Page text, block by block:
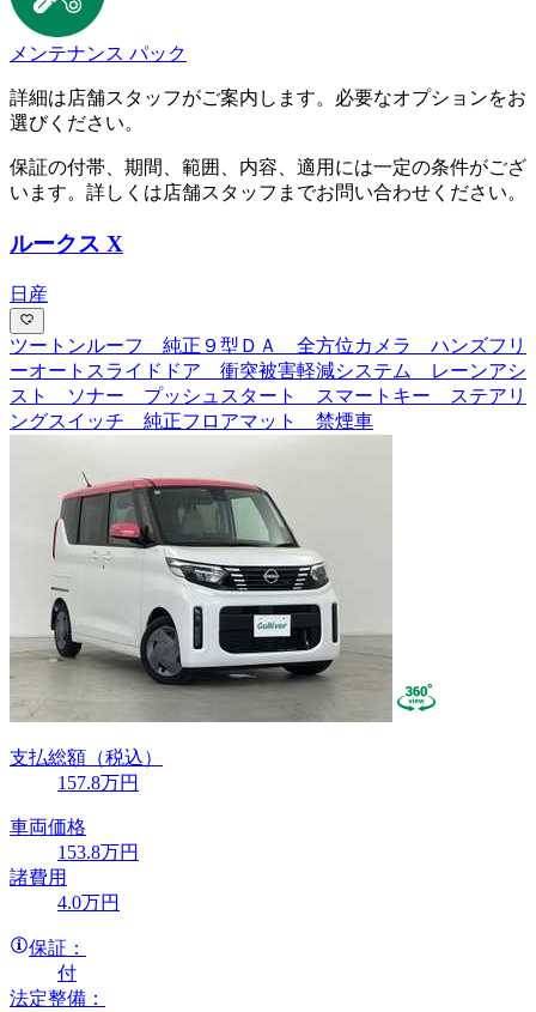
メンテナンス パック
詳細は店舗スタッフがご案内します。必要なオプションをお
選びください。
保証の付帯、期間、範囲、内容、適用には一定の条件がござ
います。詳しくは店舗スタッフまでお問い合わせください。
ルークス X
日産
ツートンルーフ 純正９型ＤＡ 全方位カメラ ハンズフリ
ーオートスライドドア 衝突被害軽減システム レーンアシ
スト ソナー プッシュスタート スマートキー ステアリ
ングスイッチ 純正フロアマット 禁煙車
支払総額 （税込）
157.8万円
車両価格
153.8万円
諸費用
4.0万円
保証：
付
法定整備：